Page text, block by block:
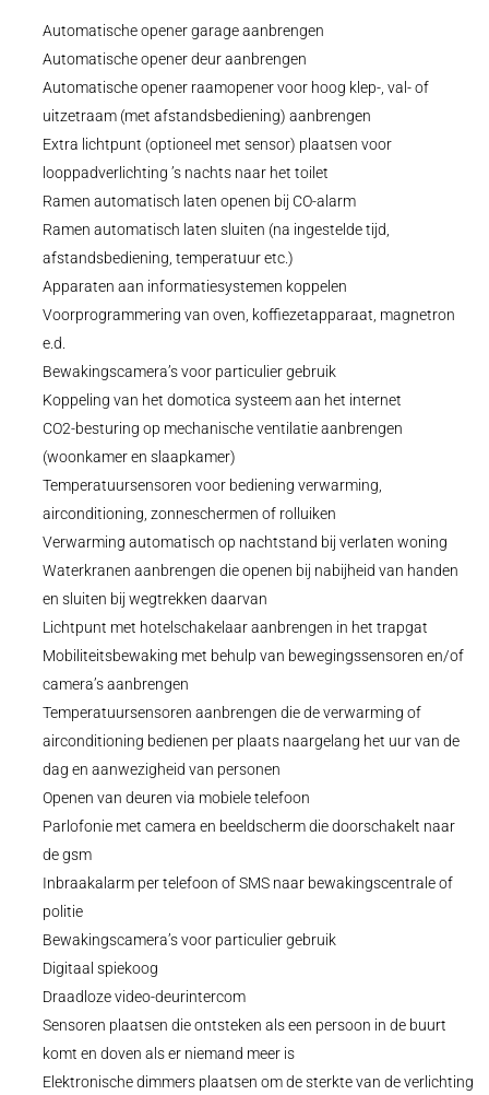
Automatische opener garage aanbrengen
Automatische opener deur aanbrengen
Automatische opener raamopener voor hoog klep-, val- of
uitzetraam (met afstandsbediening) aanbrengen
Extra lichtpunt (optioneel met sensor) plaatsen voor
looppadverlichting ’s nachts naar het toilet
Ramen automatisch laten openen bij CO-alarm
Ramen automatisch laten sluiten (na ingestelde tijd,
afstandsbediening, temperatuur etc.)
Apparaten aan informatiesystemen koppelen
Voorprogrammering van oven, koffiezetapparaat, magnetron
e.d.
Bewakingscamera’s voor particulier gebruik
Koppeling van het domotica systeem aan het internet
CO2-besturing op mechanische ventilatie aanbrengen
(woonkamer en slaapkamer)
Temperatuursensoren voor bediening verwarming,
airconditioning, zonneschermen of rolluiken
Verwarming automatisch op nachtstand bij verlaten woning
Waterkranen aanbrengen die openen bij nabijheid van handen
en sluiten bij wegtrekken daarvan
Lichtpunt met hotelschakelaar aanbrengen in het trapgat
Mobiliteitsbewaking met behulp van bewegingssensoren en/of
camera’s aanbrengen
Temperatuursensoren aanbrengen die de verwarming of
airconditioning bedienen per plaats naargelang het uur van de
dag en aanwezigheid van personen
Openen van deuren via mobiele telefoon
Parlofonie met camera en beeldscherm die doorschakelt naar
de gsm
Inbraakalarm per telefoon of SMS naar bewakingscentrale of
politie
Bewakingscamera’s voor particulier gebruik
Digitaal spiekoog
Draadloze video-deurintercom
Sensoren plaatsen die ontsteken als een persoon in de buurt
komt en doven als er niemand meer is
Elektronische dimmers plaatsen om de sterkte van de verlichting